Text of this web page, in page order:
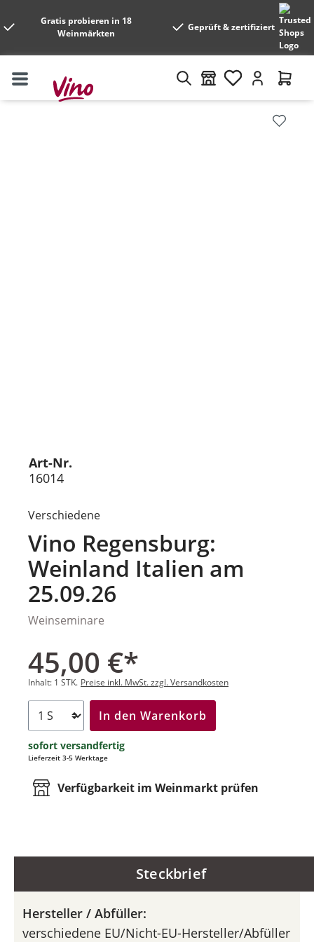
Gratis probieren in 18
Weinmärkten
Geprüft & zertifiziert
Art-Nr.
16014
Verschiedene
Vino Regensburg:
Weinland Italien am
25.09.26
Weinseminare
45,00 €*
Inhalt: 1 STK. Preise inkl. MwSt. zzgl. Versandkosten
In den Warenkorb
sofort versandfertig
Lieferzeit 3-5 Werktage
Verfügbarkeit im Weinmarkt prüfen
Steckbrief
Hersteller / Abfüller:
verschiedene EU/Nicht-EU-Hersteller/Abfüller